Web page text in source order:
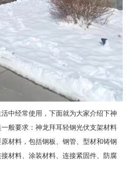
中经常使用，下面就为大家介绍下神
般要求：神龙拜耳轻钢光伏支架材料
材料，包括钢板、钢管、型材和铸钢
材料、涂装材料、连接紧固件、防腐